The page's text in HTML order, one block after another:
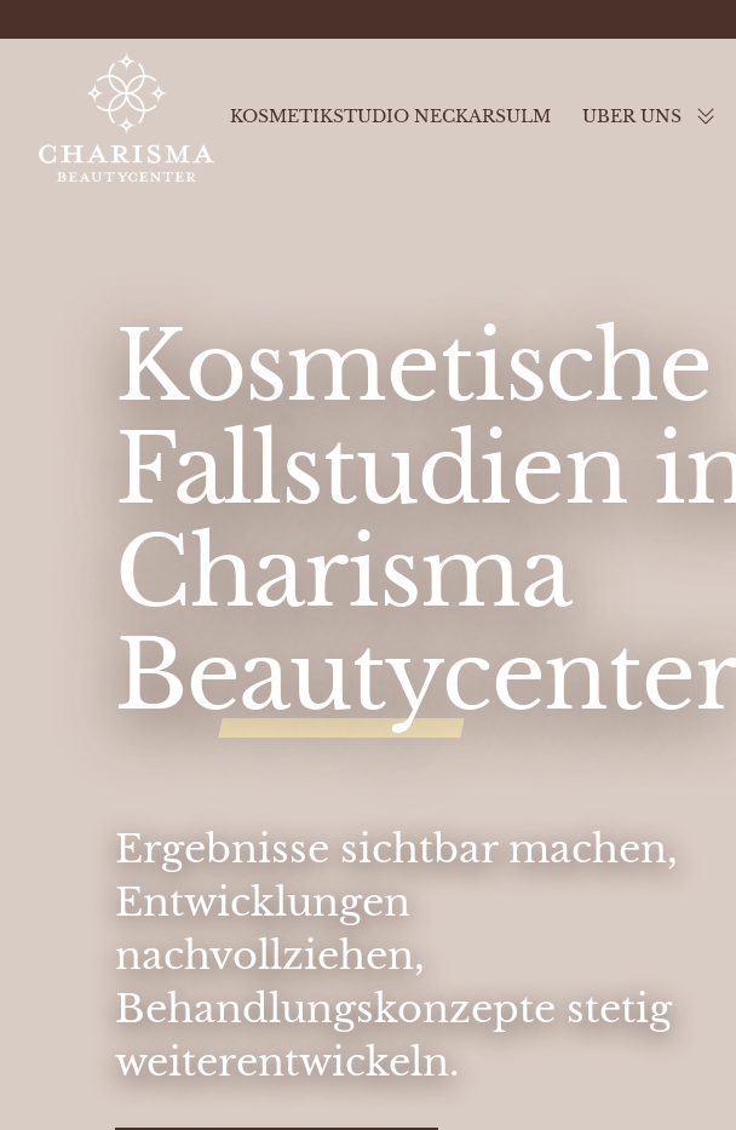
KOSMETIKSTUDIO NECKARSULM ÜBER UNS
Kosmetische
Fallstudien
Charisma
Ergebnisse sichtbar machen,
Entwicklungen
nachvollziehen,
Behandlungskonzepte stetig
weiterentwickeln.